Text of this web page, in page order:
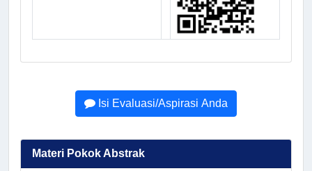
Isi Evaluasi/Aspirasi Anda
Materi Pokok Abstrak